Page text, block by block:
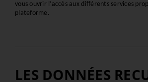
vous ouvrir l’accès aux différents services
plateforme.
LES DONNÉES